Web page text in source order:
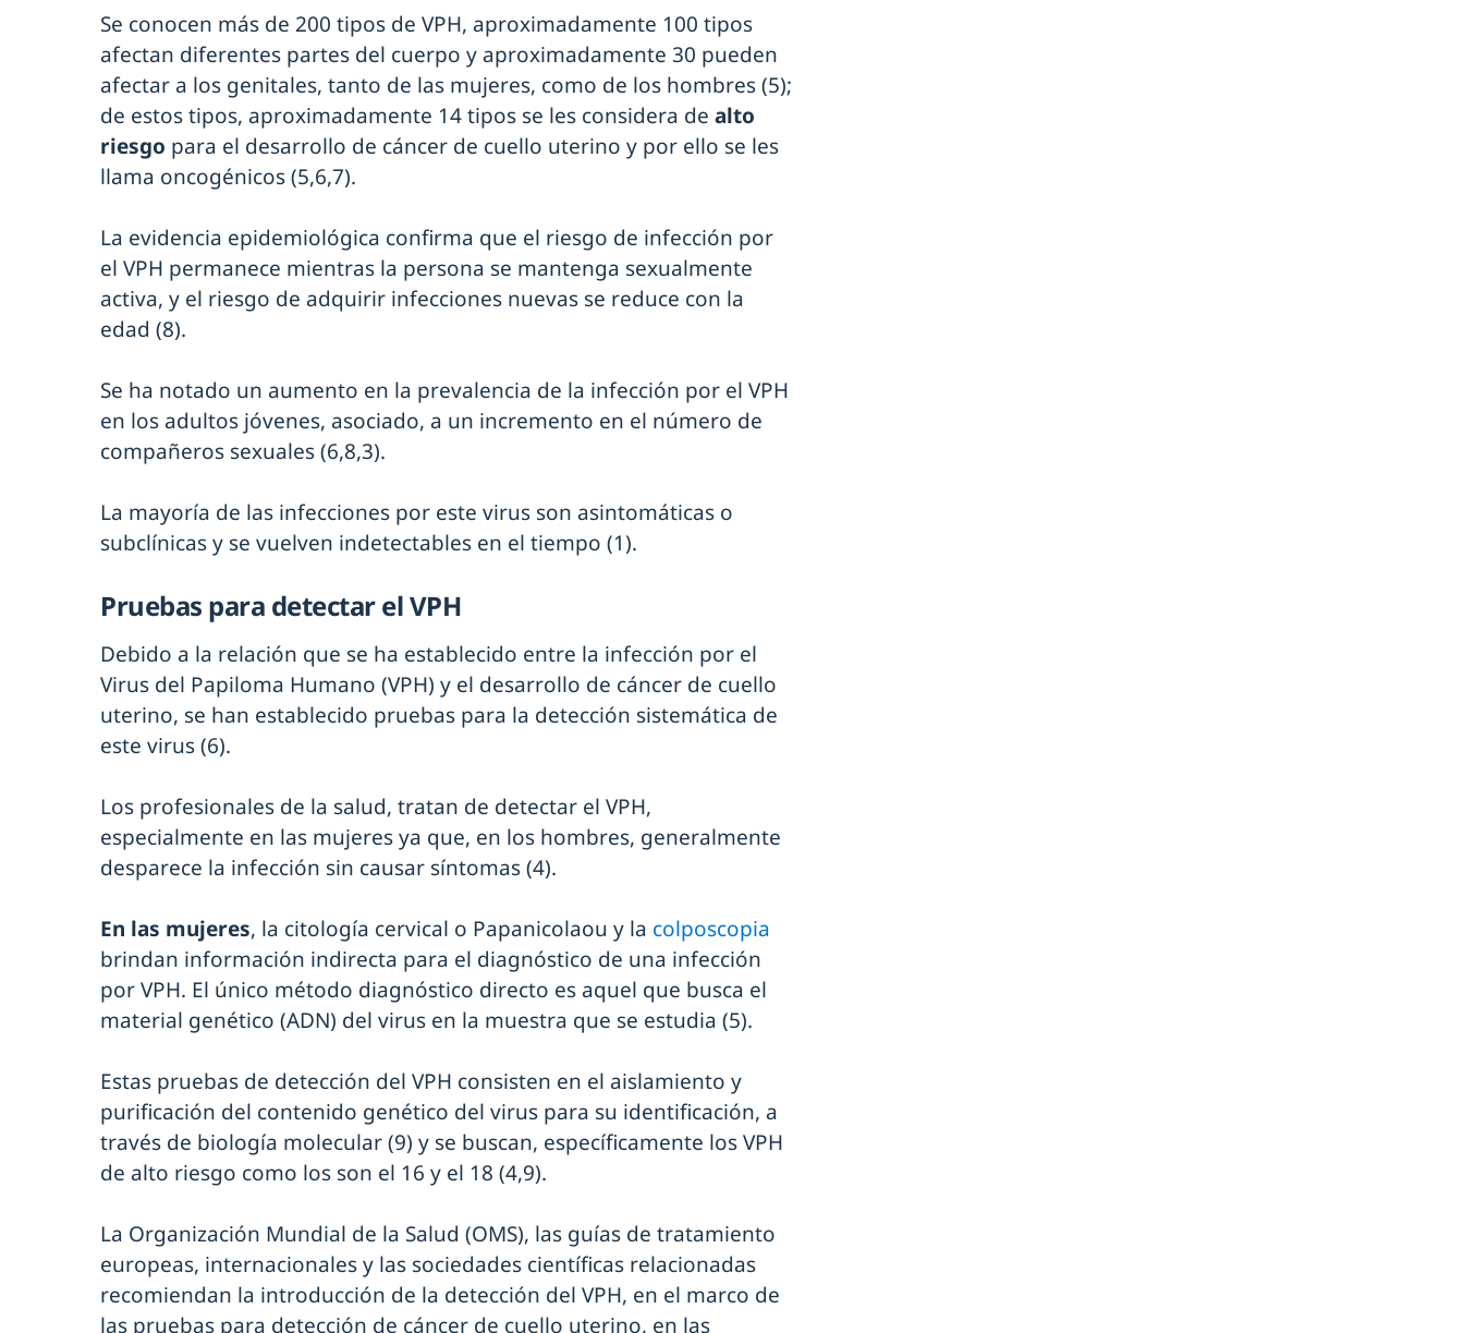
Se conocen más de 200 tipos de VPH, aproximadamente 100 tipos
afectan diferentes partes del cuerpo y aproximadamente 30 pueden
afectar a los genitales, tanto de las mujeres, como de los hombres (5);
de estos tipos, aproximadamente 14 tipos se les considera de alto
riesgo para el desarrollo de cáncer de cuello uterino y por ello se les
llama oncogénicos (5,6,7).
La evidencia epidemiológica confirma que el riesgo de infección por
el VPH permanece mientras la persona se mantenga sexualmente
activa, y el riesgo de adquirir infecciones nuevas se reduce con la
edad (8).
Se ha notado un aumento en la prevalencia de la infección por el VPH
en los adultos jóvenes, asociado, a un incremento en el número de
compañeros sexuales (6,8,3).
La mayoría de las infecciones por este virus son asintomáticas o
subclínicas y se vuelven indetectables en el tiempo (1).
Pruebas para detectar el VPH
Debido a la relación que se ha establecido entre la infección por el
Virus del Papiloma Humano (VPH) y el desarrollo de cáncer de cuello
uterino, se han establecido pruebas para la detección sistemática de
este virus (6).
Los profesionales de la salud, tratan de detectar el VPH,
especialmente en las mujeres ya que, en los hombres, generalmente
desparece la infección sin causar síntomas (4).
En las mujeres, la citología cervical o Papanicolaou y la colposcopia
brindan información indirecta para el diagnóstico de una infección
por VPH. El único método diagnóstico directo es aquel que busca el
material genético (ADN) del virus en la muestra que se estudia (5).
Estas pruebas de detección del VPH consisten en el aislamiento y
purificación del contenido genético del virus para su identificación, a
través de biología molecular (9) y se buscan, específicamente los VPH
de alto riesgo como los son el 16 y el 18 (4,9).
La Organización Mundial de la Salud (OMS), las guías de tratamiento
europeas, internacionales y las sociedades científicas relacionadas
recomiendan la introducción de la detección del VPH, en el marco de
las pruebas para detección de cáncer de cuello uterino, en las